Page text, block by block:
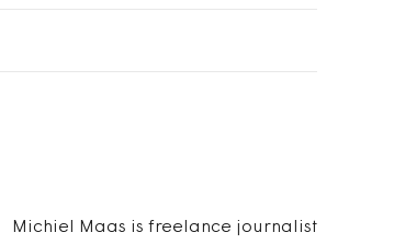
Michiel Maas is freelance journalist